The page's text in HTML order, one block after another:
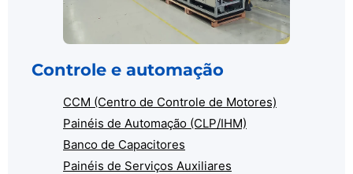
Controle e automação
CCM (Centro de Controle de Motores)
Painéis de Automação (CLP/IHM)
Banco de Capacitores
Painéis de Serviços Auxiliares